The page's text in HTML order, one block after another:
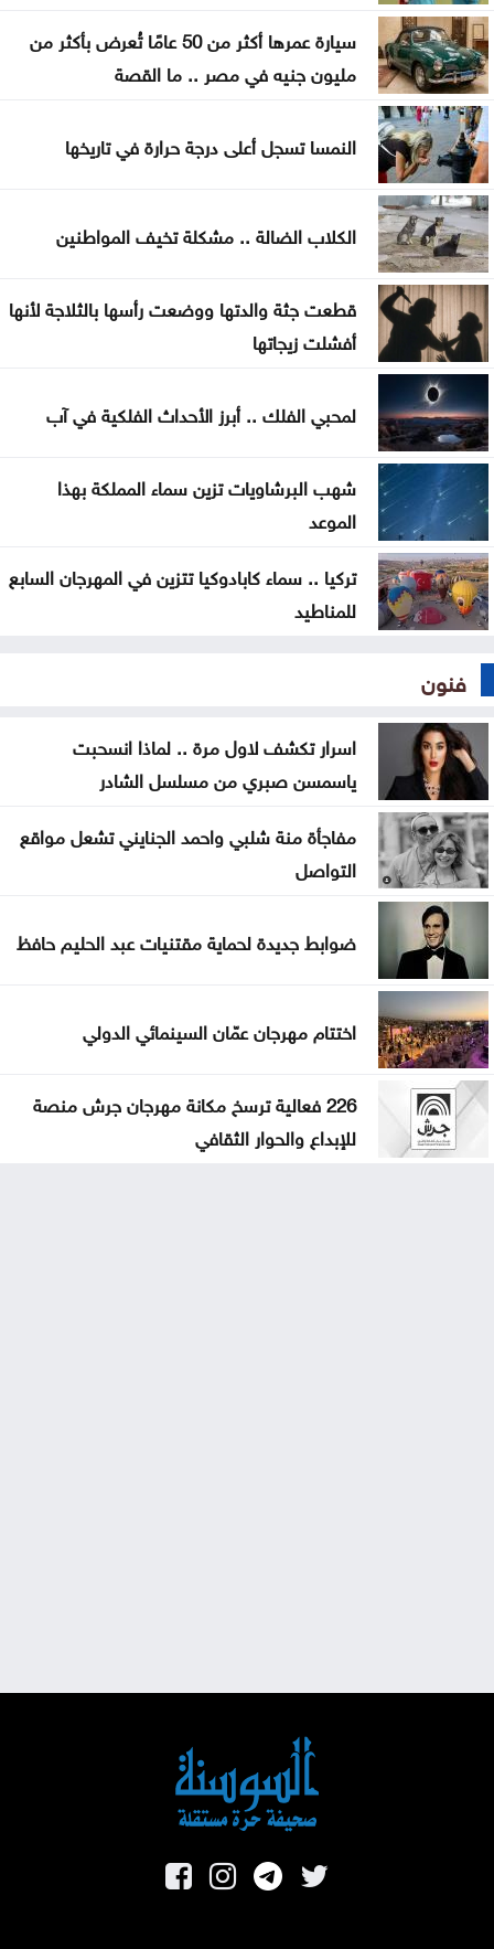
إغلاق باب التسجيل للمشاركة في معرض الكتاب
فيدان يستنكر الهجمات الإسرائيلية على سوريا
السعايدة يبحث مع علاوي تعزيز التعاون البرلماني
سيارة عمرها أكثر من 50 عامًا تُعرض بأكثر من
مليون جنيه في مصر .. ما القصة
النمسا تسجل أعلى درجة حرارة في تاريخها
الكلاب الضالة .. مشكلة تخيف المواطنين
قطعت جثة والدتها ووضعت رأسها بالثلاجة لأنها
أفشلت زيجاتها
لمحبي الفلك .. أبرز الأحداث الفلكية في آب
شهب البرشاويات تزين سماء المملكة بهذا
الموعد
تركيا .. سماء كابادوكيا تتزين في المهرجان السابع
للمناطيد
فنون
اسرار تكشف لاول مرة .. لماذا انسحبت
ياسمسن صبري من مسلسل الشادر
مفاجأة منة شلبي واحمد الجنايني تشعل مواقع
التواصل
ضوابط جديدة لحماية مقتنيات عبد الحليم حافظ
اختتام مهرجان عمّان السينمائي الدولي
226 فعالية ترسخ مكانة مهرجان جرش منصة
للإبداع والحوار الثقافي